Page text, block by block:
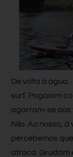
De volta à
surf. Pagaiam
agarram-se aos
Nilo. Ao nosso, à
percebemos
atraca. Grudam